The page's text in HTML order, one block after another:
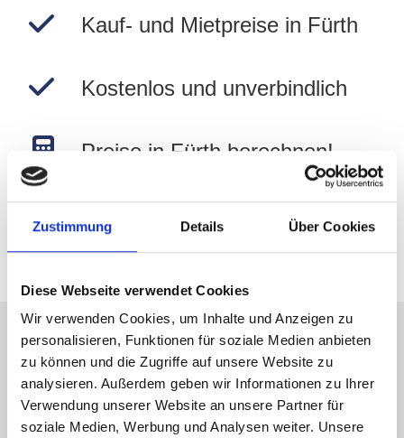
Zustimmung Details Über Cookies
Diese Webseite verwendet Cookies
Wir verwenden Cookies, um Inhalte und Anzeigen zu
personalisieren, Funktionen für soziale Medien anbieten
zu können und die Zugriffe auf unsere Website zu
analysieren. Außerdem geben wir Informationen zu Ihrer
Verwendung unserer Website an unsere Partner für
soziale Medien, Werbung und Analysen weiter. Unsere
Kauf- und Mietpreise in Fürth
Kostenlos und unverbindlich
Preise in Fürth berechnen!
Zur Wertermittlung
Immobilienverkauf in Fürth
Wilhelm-Löhe-Haus und